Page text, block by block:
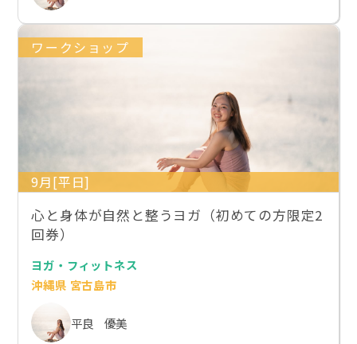
ワークショップ
9月[平日]
心と身体が自然と整うヨガ（初めての方限定2
回券）
ヨガ・フィットネス
沖縄県 宮古島市
平良 優美